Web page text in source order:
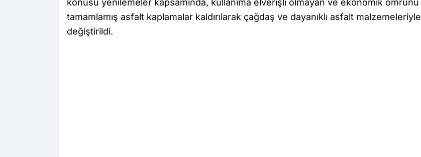
konusu yenilemeler kapsamında, kullanıma elverişli olmayan ve ekonomik ömrünü
tamamlamış asfalt kaplamalar kaldırılarak çağdaş ve dayanıklı asfalt malzemeleriyle
değiştirildi.